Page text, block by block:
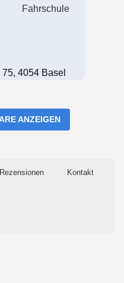
Fahrschule
4054 Basel
ANZEIGEN
Rezensionen Kontakt